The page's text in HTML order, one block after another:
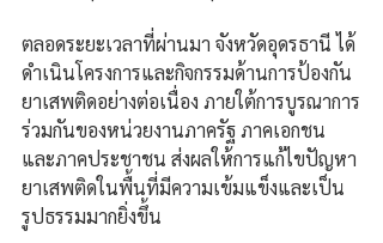
ตลอดระยะเวลาที่ผ่านมา จังหวัดอุดรธานี ได้
ดำเนินโครงการและกิจกรรมด้านการป้องกัน
ยาเสพติดอย่างต่อเนื่อง ภายใต้การบูรณาการ
ร่วมกันของหน่วยงานภาครัฐ ภาคเอกชน
และภาคประชาชน ส่งผลให้การแก้ไขปัญหา
ยาเสพติดในพื้นที่มีความเข้มแข็งและเป็น
รูปธรรมมากยิ่งขึ้น